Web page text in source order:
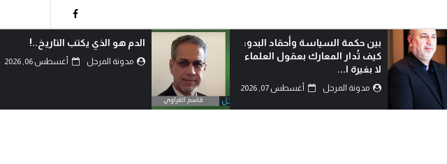
الدم هو الذي يكتب التاريخ..!
مدونة المرجل أغسطس 06, 2026
لماذا اختار الشيعة خيار احتضان
المقاومة رغم امتلاكهم الدولة؟!